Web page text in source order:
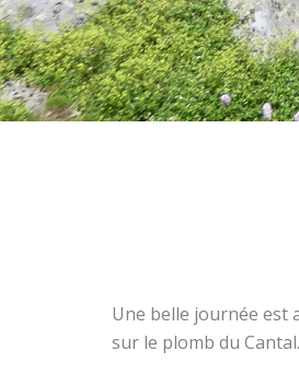
Une belle journée est
sur le plomb du Cantal.